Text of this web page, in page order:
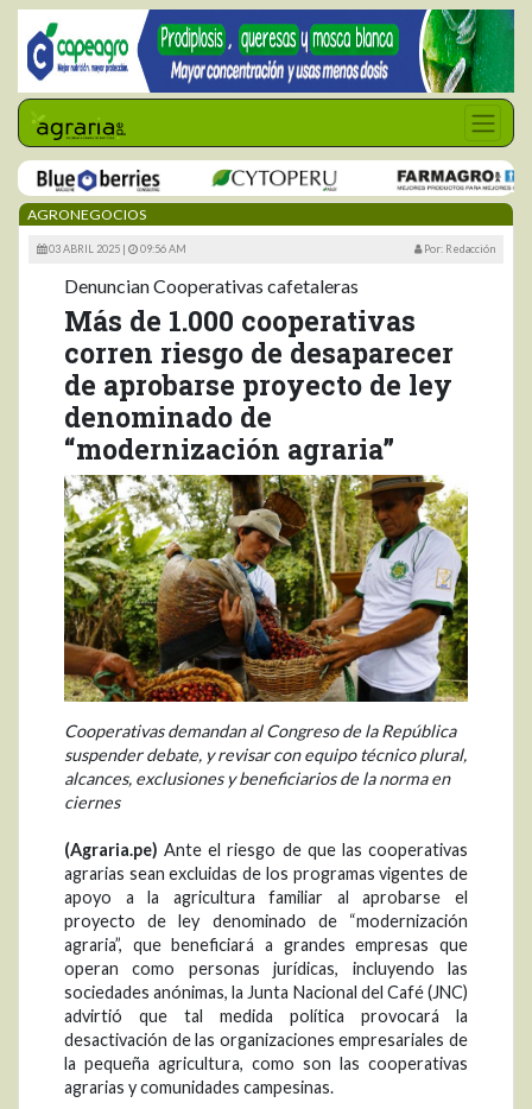
AGRONEGOCIOS
03 ABRIL 2025 | 09:56 AM Por: Redacción
Denuncian Cooperativas cafetaleras
Más de 1.000 cooperativas
corren riesgo de desaparecer
de aprobarse proyecto de ley
denominado de
“modernización agraria”
Cooperativas demandan al Congreso de la República
suspender debate, y revisar con equipo técnico plural,
alcances, exclusiones y beneficiarios de la norma en
ciernes
(Agraria.pe) Ante el riesgo de que las cooperativas
agrarias sean excluidas de los programas vigentes de
apoyo a la agricultura familiar al aprobarse el
proyecto de ley denominado de “modernización
agraria”, que beneficiará a grandes empresas que
operan como personas jurídicas, incluyendo las
sociedades anónimas, la Junta Nacional del Café (JNC)
advirtió que tal medida política provocará la
desactivación de las organizaciones empresariales de
la pequeña agricultura, como son las cooperativas
agrarias y comunidades campesinas.